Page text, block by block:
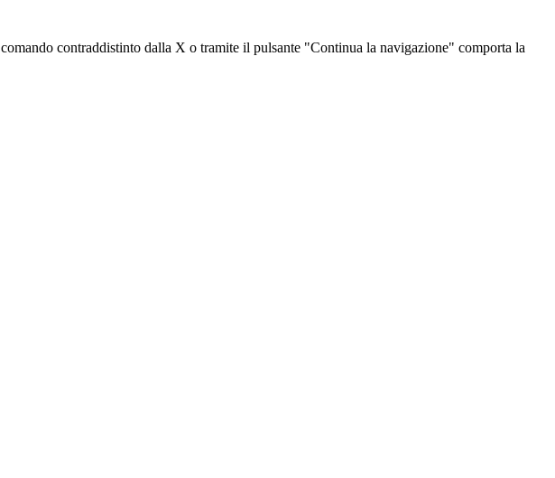
contraddistinto dalla X o tramite il pulsante "Continua la navigazione" comporta la